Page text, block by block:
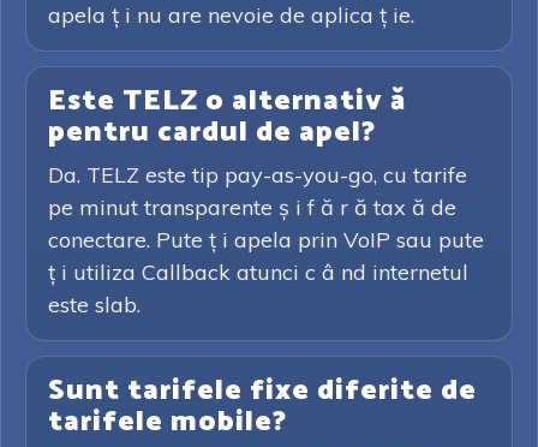
apela ț i nu are nevoie de aplica ț ie.
Este TELZ o alternativ ă
pentru cardul de apel?
Da. TELZ este tip pay-as-you-go, cu tarife
pe minut transparente ș i f ă r ă tax ă de
conectare. Pute ț i apela prin VoIP sau pute
ț i utiliza Callback atunci c â nd internetul
este slab.
Sunt tarifele fixe diferite de
tarifele mobile?